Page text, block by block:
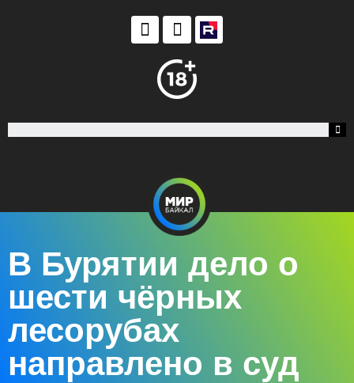
В Бурятии дело о
шести чёрных
лесорубах
направлено в суд